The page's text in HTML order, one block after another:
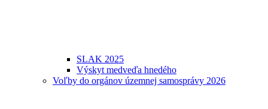
SLAK 2025
Výskyt medveďa hnedého
Voľby do orgánov územnej samosprávy 2026